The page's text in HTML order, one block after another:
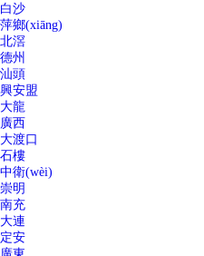
白沙
萍鄉(xiāng)
北滘
德州
汕頭
興安盟
大龍
廣西
大渡口
石樓
中衛(wèi)
崇明
南充
大連
定安